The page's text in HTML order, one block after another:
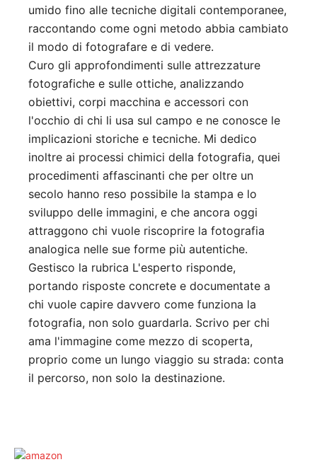
umido fino alle tecniche digitali contemporanee,
raccontando come ogni metodo abbia cambiato
il modo di fotografare e di vedere.
Curo gli approfondimenti sulle attrezzature
fotografiche e sulle ottiche, analizzando
obiettivi, corpi macchina e accessori con
l'occhio di chi li usa sul campo e ne conosce le
implicazioni storiche e tecniche. Mi dedico
inoltre ai processi chimici della fotografia, quei
procedimenti affascinanti che per oltre un
secolo hanno reso possibile la stampa e lo
sviluppo delle immagini, e che ancora oggi
attraggono chi vuole riscoprire la fotografia
analogica nelle sue forme più autentiche.
Gestisco la rubrica L'esperto risponde,
portando risposte concrete e documentate a
chi vuole capire davvero come funziona la
fotografia, non solo guardarla. Scrivo per chi
ama l'immagine come mezzo di scoperta,
proprio come un lungo viaggio su strada: conta
il percorso, non solo la destinazione.